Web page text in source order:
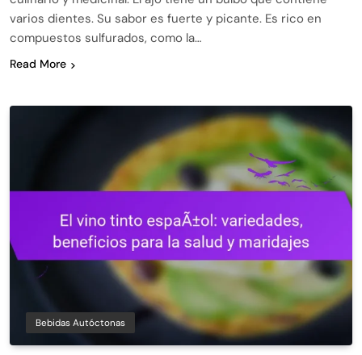
varios dientes. Su sabor es fuerte y picante. Es rico en
compuestos sulfurados, como la…
Read More
Bebidas Autóctonas